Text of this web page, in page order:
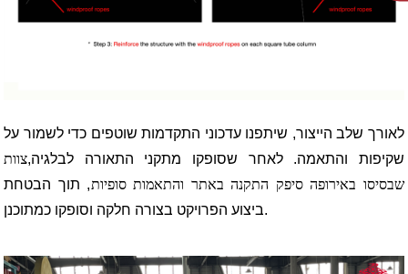
לאורך שלב הייצור, שיתפנו עדכוני התקדמות שוטפים כדי לשמור על
שקיפות והתאמה. לאחר שסופקו מתקני התאורה לבלגיה,צוות
שבסיסו באירופה סיפק התקנה באתר והתאמות סופיות, תוך הבטחת
ביצוע הפרויקט בצורה חלקה וסופקו כמתוכנן.